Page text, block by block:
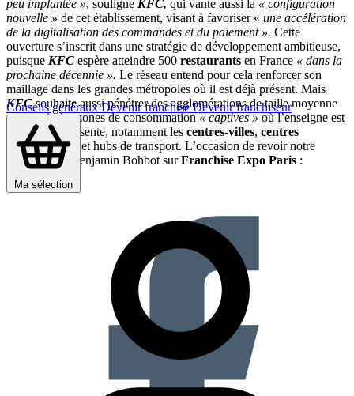
Conseils générauxDevenir franchiséDevenir franchiseur
Ma sélection
peu implantée », souligne KFC, qui vante aussi la « configuration
nouvelle » de cet établissement, visant à favoriser « une accélération
de la digitalisation des commandes et du paiement ». Cette
ouverture s’inscrit dans une stratégie de développement ambitieuse,
puisque KFC espère atteindre 500 restaurants en France « dans la
prochaine décennie ». Le réseau entend pour cela renforcer son
maillage dans les grandes métropoles où il est déjà présent. Mais
KFCsouhaite aussi pénétrer des agglomérations de taille moyenne
et couvrir des zones de consommation« captives »où l’enseigne est
encore peu présente, notamment les centres-villes, centres
commerciaux
et hubs de transport. L’occasion de revoir notre
interview de Benjamin Bohbot surFranchise Expo Paris :